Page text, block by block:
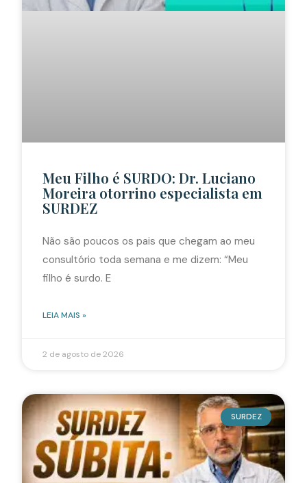
Meu Filho é SURDO: Dr. Luciano
Moreira otorrino especialista em
SURDEZ
Não são poucos os pais que chegam ao meu
consultório toda semana e me dizem: “Meu
filho é surdo. E
LEIA MAIS »
2 de agosto de 2026
SURDEZ